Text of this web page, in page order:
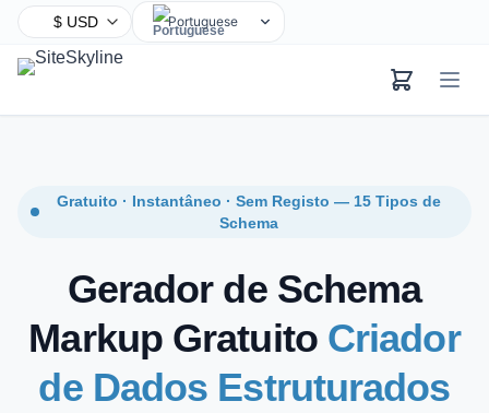
Portuguese
Russian
Indonesian
German
Gratuito · Instantâneo · Sem Registo — 15 Tipos de
Schema
Gerador de Schema
Markup Gratuito Criador
de Dados Estruturados